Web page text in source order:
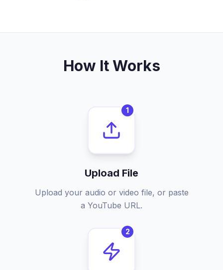
How It Works
1
Upload File
Upload your audio or video file, or paste
a YouTube URL.
2